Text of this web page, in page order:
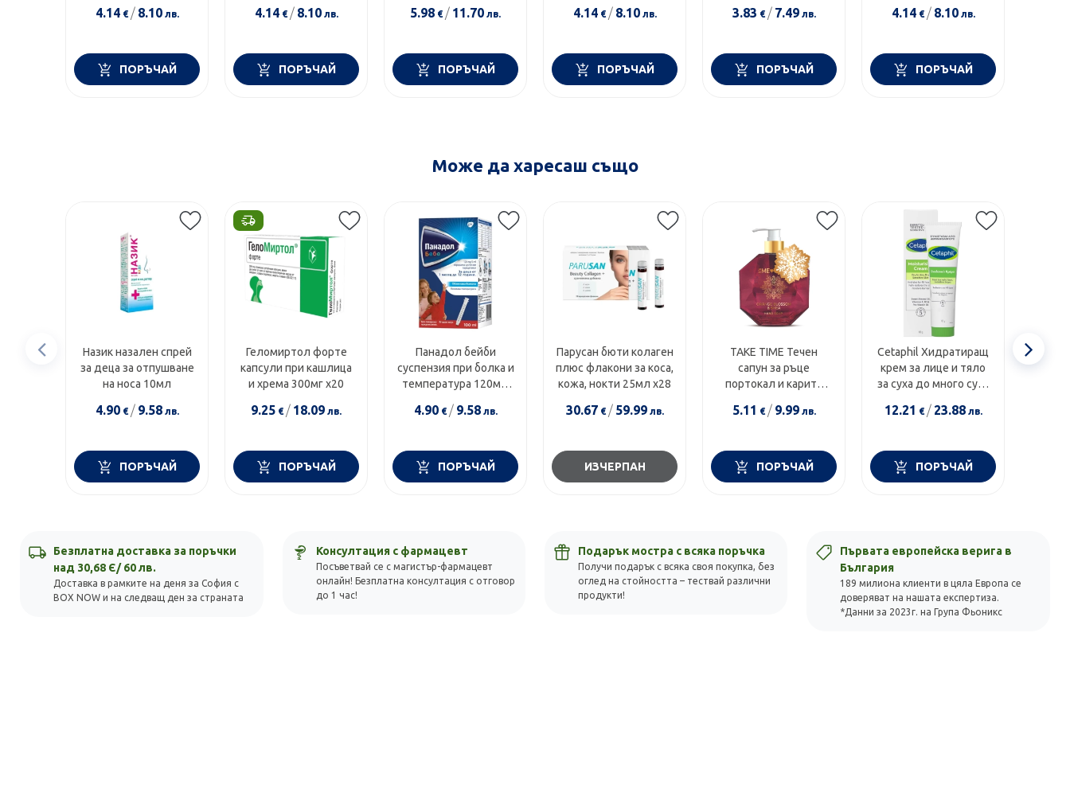
4.14€ / 8.10лв.
ПОРЪЧАЙ
4.14€ / 8.10лв.
ПОРЪЧАЙ
5.98 € / 11.70 лв.
ПОРЪЧАЙ
4.14€ / 8.10лв.
ПОРЪЧАЙ
3.83 € / 7.49лв.
ПОРЪЧАЙ
4.14€ / 8.10лв.
ПОРЪЧАЙ
Може да харесаш също
Назик назален спрей
за деца за отпушване
на носа 10мл
4.90€ / 9.58лв.
ПОРЪЧАЙ
Геломиртол форте
капсули при кашлица
и хрема 300мг х20
9.25 € / 18.09 лв.
ПОРЪЧАЙ
Панадол бейби
суспензия при болка и
температура 120мг/
4.90€ / 9.58лв.
ПОРЪЧАЙ
Парусан бюти колаген
плюс флакони за коса,
кожа, нокти 25мл х28
30.67 € / 59.99лв.
ИЗЧЕРПАН
TAKE TIME Течен
сапун за ръце
портокал и карите
5.11 € / 9.99лв.
ПОРЪЧАЙ
Cetaphil Хидратиращ
крем за лице и тяло
за суха до много суха
100г
12.21 € / 23.88лв.
ПОРЪЧАЙ
Предишен
елемент
Безплатна доставка за поръчки
над 30,68 Є/ 60 лв.
Доставка в рамките на деня за София с
BOX NOW и на следващ ден за страната
Консултация с фармацевт
Посъветвай се с магистър-фармацевт
онлайн! Безплатна консултация с отговор
до 1 час!
Подарък мостра с всяка поръчка
Получи подарък с всяка своя покупка, без
оглед на стойността – тествай различни
продукти!
Първата европейска верига в
България
189 милиона клиенти в цяла Европа се
доверяват на нашата експертиза.
*Данни за 2023г. на Група Фьоникс